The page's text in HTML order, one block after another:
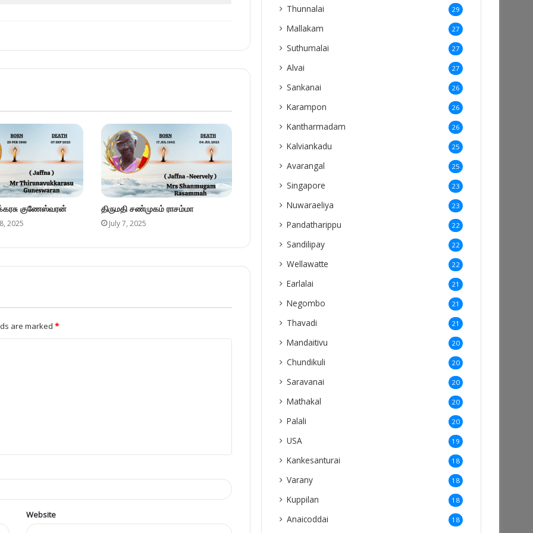
குணேஸ்வரன்
2025
திருமதி சண்முகம் ராசம்மா
July 7, 2025
are marked *
Website
Thunnalai 29
Mallakam 27
Suthumalai 27
Alvai 27
Sankanai 26
Karampon 26
Kantharmadam 26
Kalviankadu 25
Avarangal 25
Singapore 23
Nuwaraeliya 23
Pandatharippu 22
Sandilipay 22
Wellawatte 22
Earlalai 21
Negombo 21
Thavadi 21
Mandaitivu 20
Chundikuli 20
Saravanai 20
Mathakal 20
Palali 20
USA 19
Kankesanturai 18
Varany 18
Kuppilan 18
Anaicoddai 18